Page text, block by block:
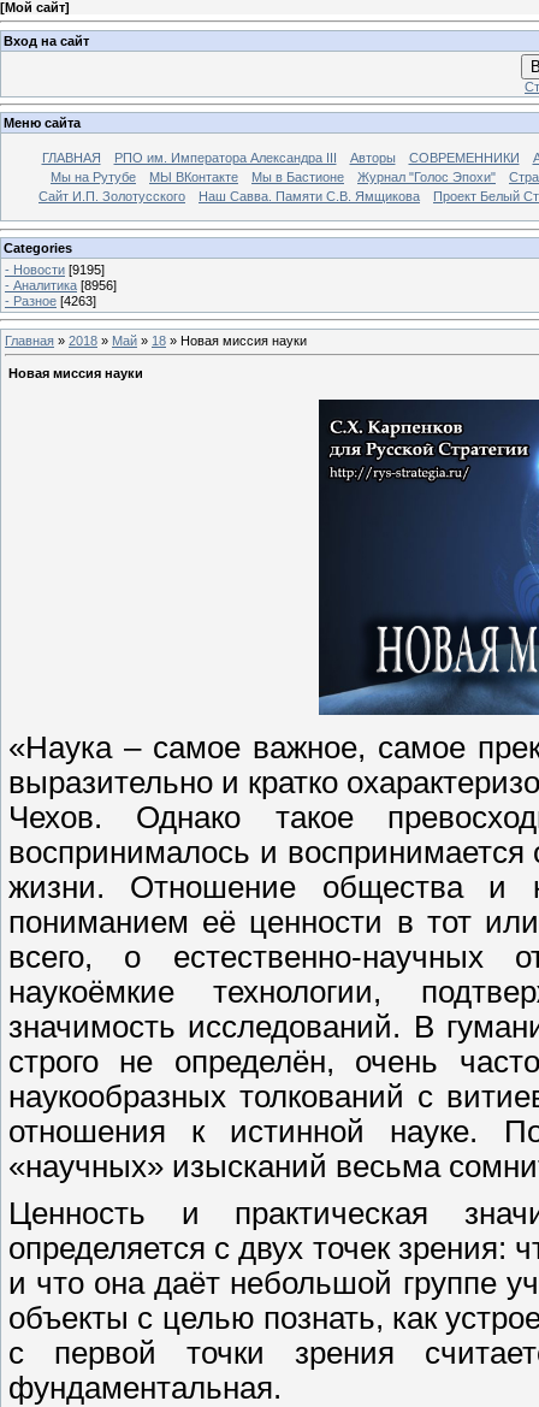
[Мой сайт]
Вход на сайт
Меню сайта
ГЛАВНАЯ РПО им. Императора Александра III Авторы СОВРЕМЕННИКИ
Мы на Рутубе
МЫ ВКонтакте Мы в Бастионе Журнал "Голос Эпохи"
Сайт И.П. Золотусского
Наш Савва. Памяти С.В. Ямщикова Проект Белый
Categories
- Новости [9195]
- Аналитика [8956]
- Разное [4263]
Главная » 2018 » Май » 18 » Новая миссия науки
Новая миссия науки
«Наука – самое важное, самое
выразительно и кратко
Чехов. Однако такое
воспринималось и
жизни. Отношение общества и
пониманием её ценности в тот
всего, о естественно-научных
наукоёмкие технологии,
значимость исследований. В
строго не определён, очень
наукообразных толкований с
отношения к истинной науке.
«научных» изысканий весьма
Ценность и практическая
определяется с двух точек
и что она даёт небольшой группе
объекты с целью познать, как
с первой точки зрения
фундаментальная.